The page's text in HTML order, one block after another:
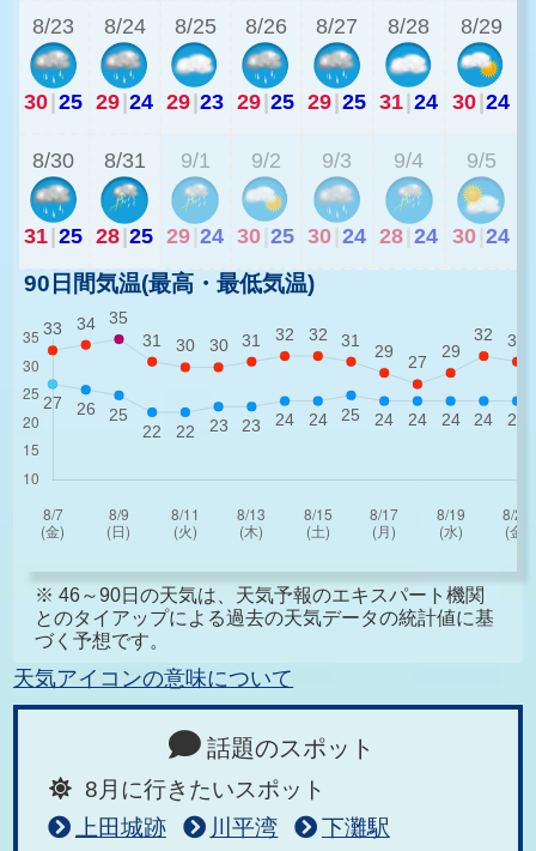
8/23
30 25
8/24
29 24
8/25
29 23
8/26
29 25
8/27
29 25
8/28
31 24
8/29
30 24
8/30
31 25
8/31
28 25
9/1
29 24
9/2
30 25
9/3
30 24
9/4
28 24
9/5
30 24
90日間気温(最高・最低気温)
※ 46～90日の天気は、天気予報のエキスパート機関
とのタイアップによる過去の天気データの統計値に基
づく予想です。
天気アイコンの意味について
話題のスポット
8月に行きたいスポット
上田城跡
川平湾
下灘駅